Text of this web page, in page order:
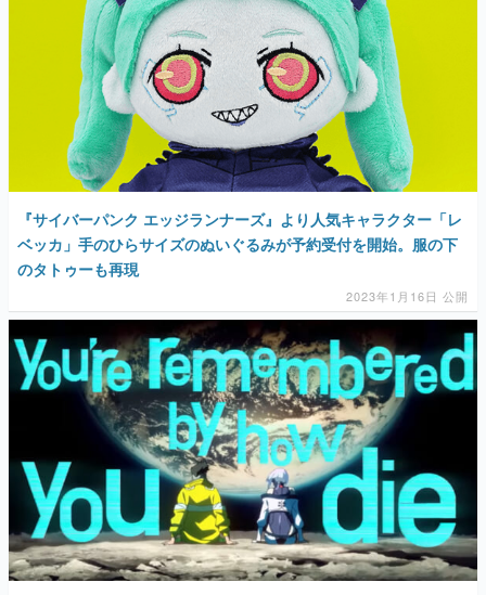
『サイバーパンク エッジランナーズ』より人気キャラクター「レ
ベッカ」手のひらサイズのぬいぐるみが予約受付を開始。服の下
のタトゥーも再現
2023年1月16日 公開